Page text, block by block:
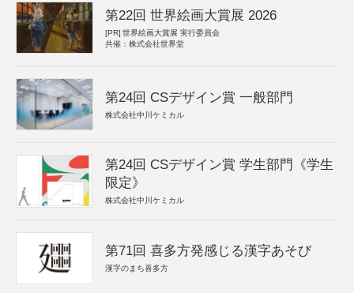
第22回 世界絵画大賞展 2026
[PR] 世界絵画大賞展 実行委員会
共催：株式会社世界堂
第24回 CSデザイン賞 一般部門
株式会社中川ケミカル
第24回 CSデザイン賞 学生部門《学生
限定》
株式会社中川ケミカル
第71回 喜多方発感じる漢字あそび
漢字のまち喜多方